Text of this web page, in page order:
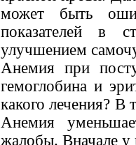
может быть
показателей в
улучшением
Анемия при
гемоглобина и
какого лечения? В
Анемия
жалобы. Вначале у